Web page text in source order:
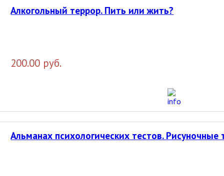
Алкогольный террор. Пить или жить?
200.00 руб.
Альманах психологических тестов. Рисуночные